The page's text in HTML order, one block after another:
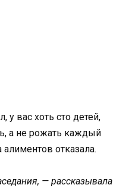
у вас хоть сто детей,
а не рожать каждый
отказала.
— рассказывала